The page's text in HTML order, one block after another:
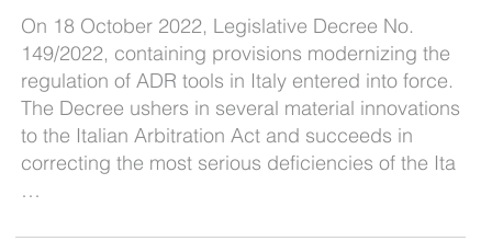
On 18 October 2022, Legislative Decree No.
149/2022, containing provisions modernizing the
regulation of ADR tools in Italy entered into force.
The Decree ushers in several material innovations
to the Italian Arbitration Act and succeeds in
correcting the most serious deficiencies of the Ita
…